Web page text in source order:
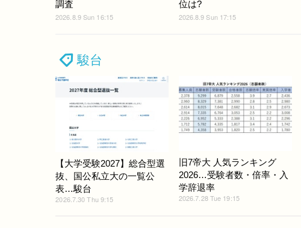
調査
2026.8.9 Sun 16:15
位は?
2026.8.9 Sun 17:15
駿台
【大学受験2027】総合型選
抜、国公私立大の一覧公
表…駿台
2026.7.30 Thu 9:15
旧7帝大 人気ランキング
2026…受験者数・倍率・入
学辞退率
2026.7.28 Tue 19:15